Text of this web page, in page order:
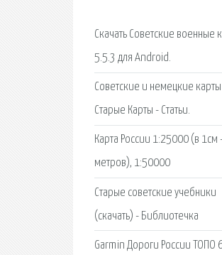
Скачать Советские военные
5.5.3 для Android.
Советские и немецкие
Старые Карты - Статьи.
Карта России 1:25000 (в 1см
метров), 1:50000
Старые советские учебники
(скачать) - Библиотечка
Garmin Дороги России ТОПО